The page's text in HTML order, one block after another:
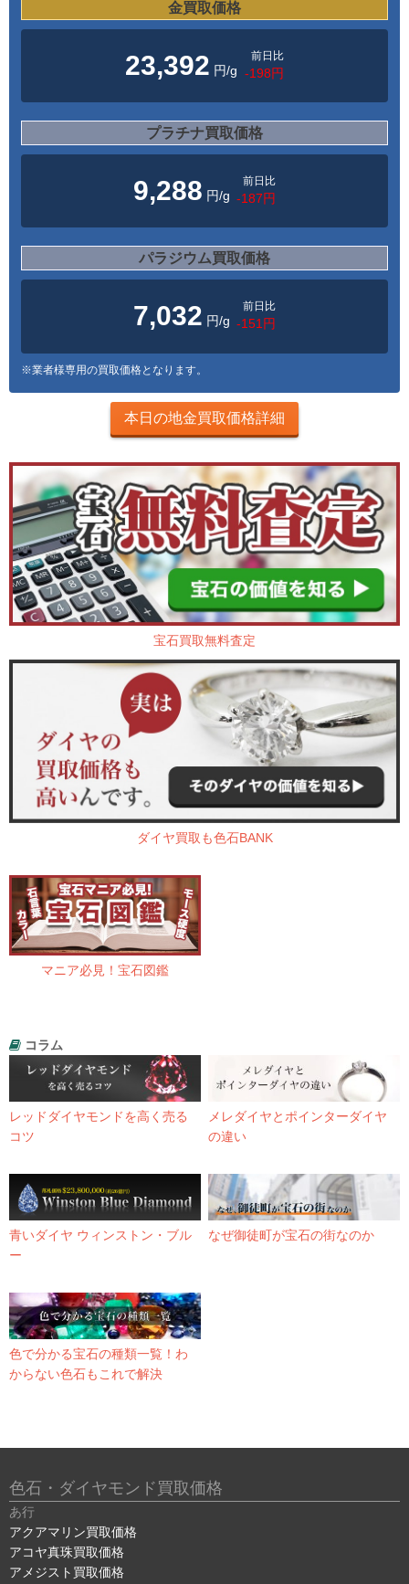
金買取価格
23,392 円/g
前日比
-198円
プラチナ買取価格
9,288 円/g
前日比
-187円
パラジウム買取価格
7,032 円/g
前日比
-151円
※業者様専用の買取価格となります。
本日の地金買取価格詳細
宝石買取無料査定
ダイヤ買取も色石BANK
マニア必見！宝石図鑑
コラム
レッドダイヤモンドを高く売る
コツ
メレダイヤとポインターダイヤ
の違い
青いダイヤ ウィンストン・ブル
ー
なぜ御徒町が宝石の街なのか
色で分かる宝石の種類一覧！わ
からない色石もこれで解決
色石・ダイヤモンド買取価格
あ行
アクアマリン買取価格
アコヤ真珠買取価格
アメジスト買取価格